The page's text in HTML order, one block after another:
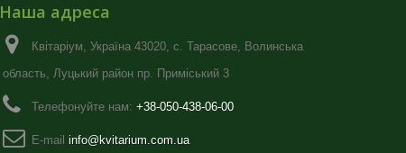
Наша адреса
Квітаріум, Україна 43020, с. Тарасове, Волинська
область, Луцький район пр. Приміський 3
Телефонуйте нам: +38-050-438-06-00
E-maіl info@kvitarium.com.ua